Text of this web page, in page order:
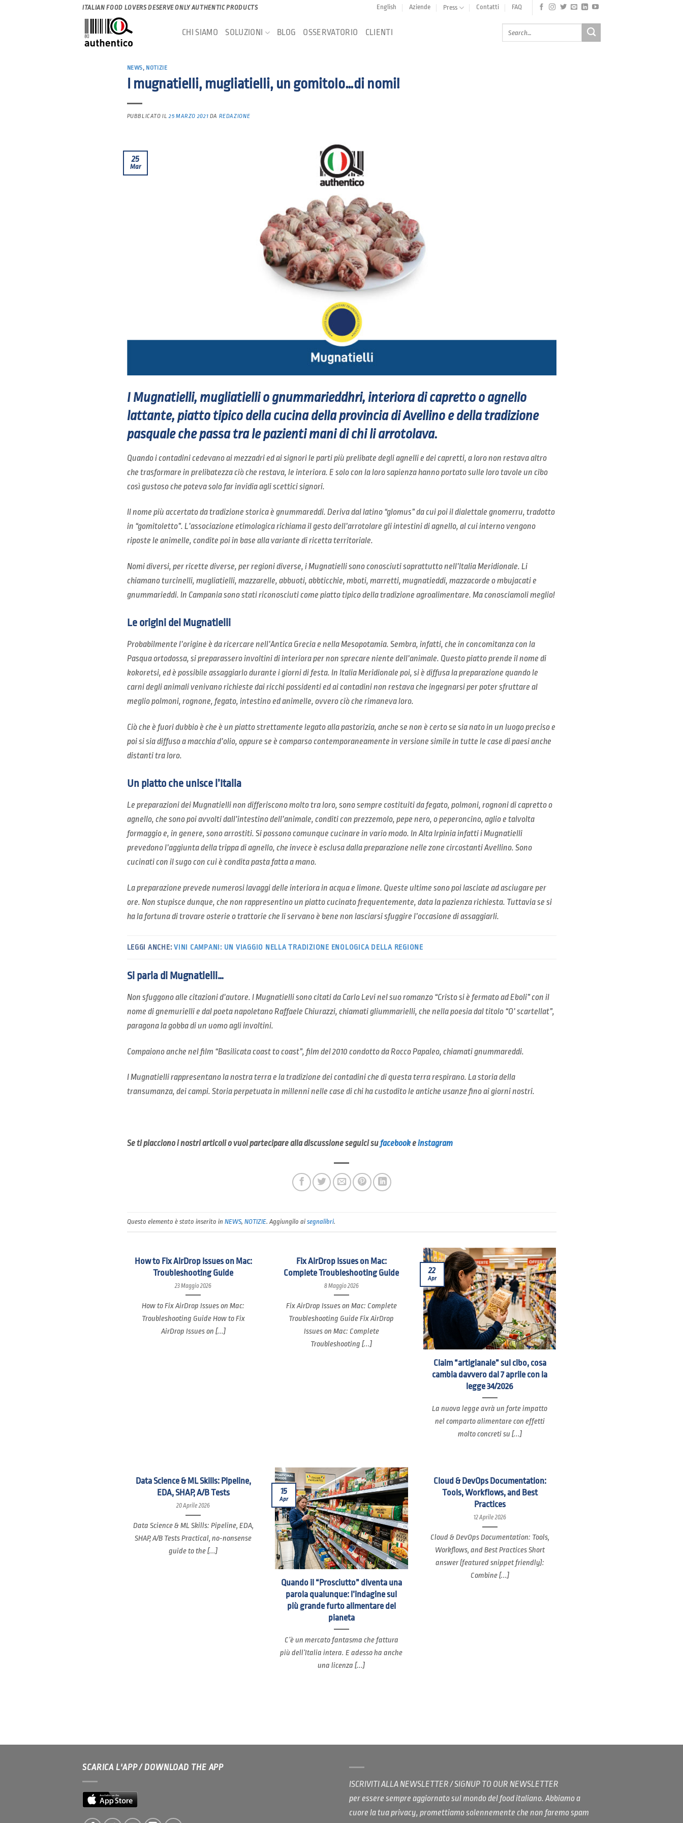
ITALIAN FOOD LOVERS DESERVE ONLY AUTHENTIC PRODUCTS English Aziende Press Contatti FAQ
CHI SIAMO SOLUZIONI BLOG OSSERVATORIO CLIENTI
NEWS, NOTIZIE
I mugnatielli, mugliatielli, un gomitolo…di nomi!
PUBBLICATO IL25 MARZO 2021 DA REDAZIONE
25
Mar
I Mugnatielli, mugliatielli o gnummarieddhri, interiora di capretto o agnello
lattante, piatto tipico della cucina della provincia di Avellino e della tradizione
pasquale che passa tra le pazienti mani di chi li arrotolava.
Quando i contadini cedevano ai mezzadri ed ai signori le parti più prelibate degli agnelli e dei capretti, a loro non restava altro
che trasformare in prelibatezza ciò che restava, le interiora. E solo con la loro sapienza hanno portato sulle loro tavole un cibo
così gustoso che poteva solo far invidia agli scettici signori.
Il nome più accertato da tradizione storica è gnummareddi. Deriva dal latino “glomus”da cui poi il dialettale gnomerru, tradotto
in “gomitoletto”. L’associazione etimologica richiama il gesto dell’arrotolare gli intestini di agnello, al cui interno vengono
riposte le animelle, condite poi in base alla variante di ricetta territoriale.
Nomi diversi, per ricette diverse, per regioni diverse, i Mugnatielli sono conosciuti soprattutto nell’Italia Meridionale. Li
chiamano turcinelli, mugliatielli, mazzarelle, abbuoti, abbticchie, mboti, marretti, mugnatieddi, mazzacorde o mbujacati e
gnummarieddi. In Campania sono stati riconosciuti come piatto tipico della tradizione agroalimentare. Ma conosciamoli meglio!
Le origini dei Mugnatielli
Probabilmente l’origine è da ricercare nell’Antica Grecia e nella Mesopotamia. Sembra, infatti, che in concomitanza con la
Pasqua ortodossa, si preparassero involtini di interiora per non sprecare niente dell’animale. Questo piatto prende il nome di
kokoretsi, ed è possibile assaggiarlo durante i giorni di festa. In Italia Meridionale poi, si è diffusa la preparazione quando le
carni degli animali venivano richieste dai ricchi possidenti ed ai contadini non restava che ingegnarsi per poter sfruttare al
meglio polmoni, rognone, fegato, intestino ed animelle, ovvero ciò che rimaneva loro.
Ciò che è fuori dubbio è che è un piatto strettamente legato alla pastorizia, anche se non è certo se sia nato in un luogo preciso e
poi si sia diffuso a macchia d’olio, oppure se è comparso contemporaneamente in versione simile in tutte le case di paesi anche
distanti tra loro.
Un piatto che unisce l’Italia
Le preparazioni dei Mugnatielli non differiscono molto tra loro, sono sempre costituiti da fegato, polmoni, rognoni di capretto o
agnello, che sono poi avvolti dall’intestino dell’animale, conditi con prezzemolo, pepe nero, o peperoncino, aglio e talvolta
formaggio e, in genere, sono arrostiti. Si possono comunque cucinare in vario modo. In Alta Irpinia infatti i Mugnatielli
prevedono l’aggiunta della trippa di agnello, che invece è esclusa dalla preparazione nelle zone circostanti Avellino. Sono
cucinati con il sugo con cui è condita pasta fatta a mano.
La preparazione prevede numerosi lavaggi delle interiora in acqua e limone. Queste ultime sono poi lasciate ad asciugare per
ore. Non stupisce dunque, che non rappresentino un piatto cucinato frequentemente, data la pazienza richiesta. Tuttavia se si
ha la fortuna di trovare osterie o trattorie che li servano è bene non lasciarsi sfuggire l’occasione di assaggiarli.
LEGGI ANCHE: VINI CAMPANI: UN VIAGGIO NELLA TRADIZIONE ENOLOGICA DELLA REGIONE
Si parla di Mugnatielli…
Non sfuggono alle citazioni d’autore. I Mugnatielli sono citati da Carlo Levi nel suo romanzo “Cristo si è fermato ad Eboli” con il
nome dignemuriellie dal poeta napoletano Raffaele Chiurazzi, chiamatigliummarielli, che nella poesia dal titolo “O’ scartellat”,
paragona la gobba di un uomo agli involtini.
Compaiono anche nel film “Basilicata coast to coast”, film del 2010 condotto da Rocco Papaleo, chiamatignummareddi.
I Mugnatielli rappresentano la nostra terra e la tradizione dei contadini che di questa terra respirano. La storia della
transumanza, dei campi. Storia perpetuata in millenni nelle case di chi ha custodito le antiche usanze fino ai giorni nostri.
Se ti piacciono i nostri articoli o vuoi partecipare alla discussione seguici sufacebookeinstagram
Questo elemento è stato inserito in NEWS, NOTIZIE. Aggiungilo ai segnalibri.
How to Fix AirDrop Issues on Mac:
Troubleshooting Guide
23 Maggio 2026
How to Fix AirDrop Issues on Mac:
Troubleshooting Guide How to Fix
AirDrop Issues on [...]
Fix AirDrop Issues on Mac:
Complete Troubleshooting Guide
8 Maggio 2026
Fix AirDrop Issues on Mac: Complete
Troubleshooting Guide Fix AirDrop
Issues on Mac: Complete
Troubleshooting [...]
Claim “artigianale” sul cibo, cosa
cambia davvero dal 7 aprile con la
legge 34/2026
La nuova legge avrà un forte impatto
nel comparto alimentare con effetti
molto concreti su [...]
22
Apr
Data Science & ML Skills: Pipeline,
EDA, SHAP, A/B Tests
20 Aprile 2026
Data Science & ML Skills: Pipeline, EDA,
SHAP, A/B Tests Practical, no-nonsense
guide to the [...]
Quando il “Prosciutto” diventa una
parola qualunque: l’indagine sul
più grande furto alimentare del
pianeta
C’è un mercato fantasma che fattura
più dell’Italia intera. E adesso ha anche
una licenza [...]
15
Apr
Cloud & DevOps Documentation:
Tools, Workflows, and Best
Practices
12 Aprile 2026
Cloud & DevOps Documentation: Tools,
Workflows, and Best Practices Short
answer (featured snippet friendly):
Combine [...]
SCARICA L'APP / DOWNLOAD THE APP
ISCRIVITI ALLA NEWSLETTER / SIGNUP TO OUR NEWSLETTER
per essere sempre aggiornato sul mondo del food italiano. Abbiamo a
cuore la tua privacy, promettiamo solennemente che non faremo spam